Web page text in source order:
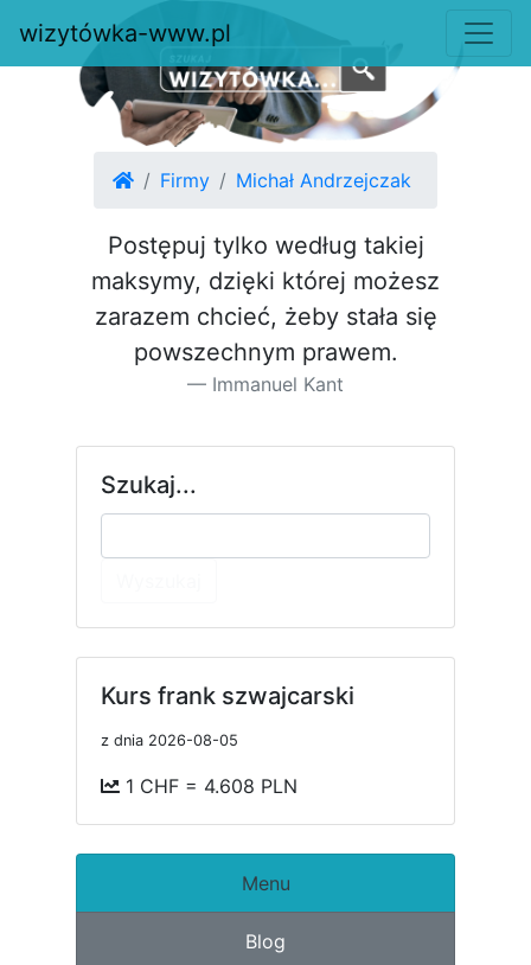
Firmy Michał Andrzejczak
Postępuj tylko według takiej
maksymy, dzięki której możesz
za­razem chcieć, żeby stała się
pow­szechnym prawem.
Immanuel Kant
wizytówka-www.pl
Szukaj...
Kurs frank szwajcarski
z dnia 2026-08-05
1 CHF = 4.608 PLN
Menu
Blog